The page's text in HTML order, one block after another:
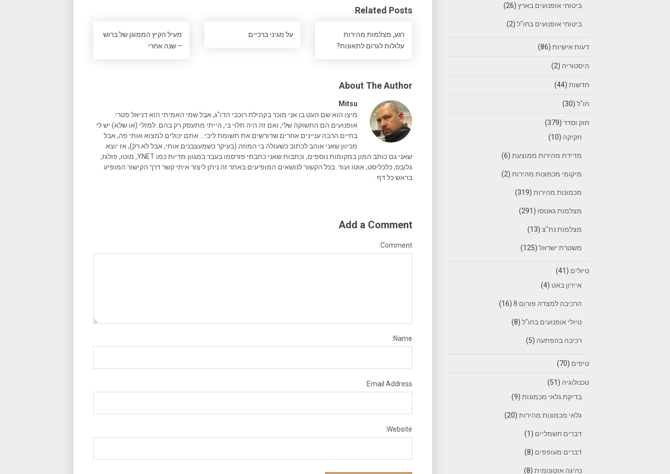
Related Posts
מעיל הקיץ הממוגן של ברוש
– שנה אחרי
על מגיני ברכיים
רגע, מצלמות מהירות
עלולות לגרום לתאונות?
About The Author
Mitsu
מיצו הוא שם העט בו אני מוכר בקהילת רוכבי הדו"ג, אבל שמי האמיתי הוא דניאל פטרי.
אופנועים הם התשוקה שלי, ואם זה היה תלוי בי, הייתי מתעסק רק בהם. למזלי (או שלא) יש לי
בחיים הרבה עניינים אחרים שדורשים את תשומת ליבי... אתם יכולים למצוא אותי פה, אבל
מכיוון שאני אוהב לכתוב כשעולה בי המוזה (בעיקר כשמעצבנים אותי, אבל לא רק), אז יוצא
שאני גם כותב המון במקומות נוספים, וכתבות שאני כתבתי פורסמו בעבר במגוון מדיות כמו YNET, מוטו, פולגז,
גלובס, כלכליסט, אוטו ועוד. בכל הקשור לנושאים המופיעים באתר זה ניתן ליצור איתי קשר דרך הקישור המופיע
בראש כל דף.
Add a Comment
Comment:
Name:
Email Address:
Website:
ביטוחי אופנועים בארץ (26)
ביטוחי אופנועים בחו"ל (2)
דעות אישיות (86)
היסטוריה (2)
חדשות (44)
חו"ל (30)
חוק וסדר (379)
חקיקה (10)
מדידת מהירות ממוצעת (6)
מיקומי מכמונות מהירות (2)
מכמונות מהירות (319)
מצלמות גאטסו (291)
מצלמות נת"צ (13)
משטרת ישראל (125)
טיולים (41)
איירון באט (4)
הרכיבה למצדה פורום 8 (16)
טיולי אופנועים בחו"ל (8)
רכיבה בהפתעה (5)
טיפים (70)
טכנולוגיה (51)
בדיקת גלאי מכמונות (9)
גלאי מכמונות מהירות (20)
דברים חשמליים (1)
דברים מעופפים (8)
נהיגה אוטונומית (8)